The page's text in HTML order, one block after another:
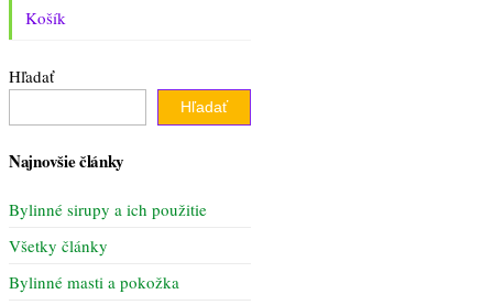
Košík
Hľadať
Hľadať
Najnovšie články
Bylinné sirupy a ich použitie
Všetky články
Bylinné masti a pokožka